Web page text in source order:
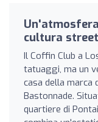
cultura
Il Coffin Club a
tatuaggi, ma un
casa della marca
Bastonnade.
quartiere di